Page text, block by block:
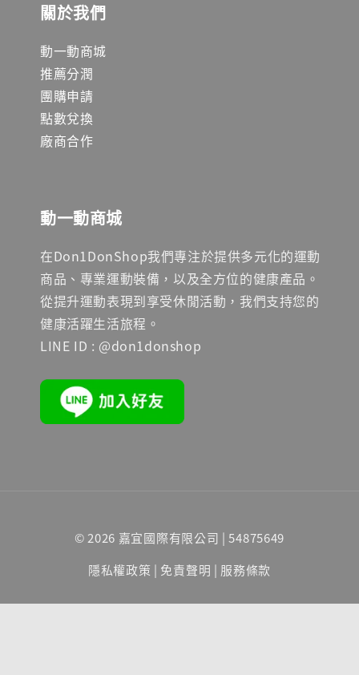
關於我們
動一動商城
推薦分潤
團購申請
點數兌換
廠商合作
動一動商城
在Don1DonShop我們專注於提供多元化的運動
商品、專業運動裝備，以及全方位的健康產品。
從提升運動表現到享受休閒活動，我們支持您的
健康活躍生活旅程。
LINE ID : @don1donshop
© 2026 嘉宜國際有限公司 | 54875649
隱私權政策 | 免責聲明 | 服務條款